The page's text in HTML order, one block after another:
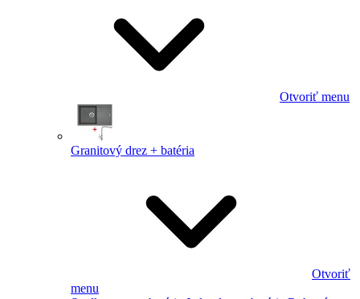
Otvoriť menu
Granitový drez + batéria
Otvoriť
menu